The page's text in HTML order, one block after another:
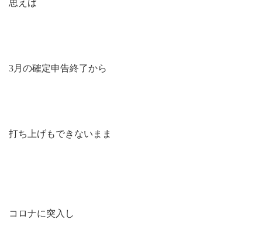
思えば
3月の確定申告終了から
打ち上げもできないまま
コロナに突入し